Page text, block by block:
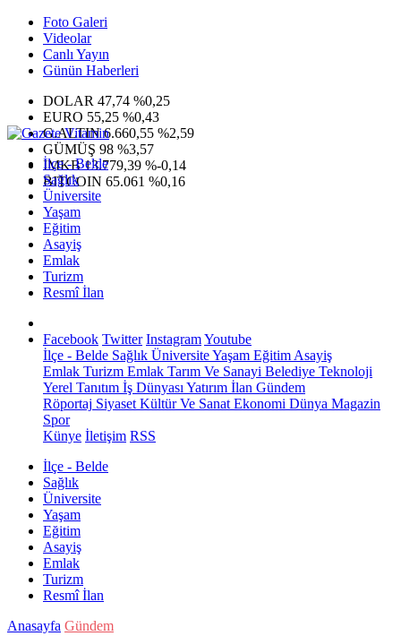
Foto Galeri
Videolar
Canlı Yayın
Günün Haberleri
DOLAR 47,74 %0,25
EURO 55,25 %0,43
G.ALTIN6.660,55 %2,59
GÜMÜŞ 98 %3,57
IMKB13.779,39 %-0,14
BITCOIN 65.061 %0,16
İlçe - Belde
Sağlık
Üniversite
Yaşam
Eğitim
Asayiş
Emlak
Turizm
Resmî İlan
Facebook Twitter InstagramYoutube
İlçe - Belde Sağlık ÜniversiteYaşam Eğitim Asayiş
Emlak Turizm Emlak Tarım Ve Sanayi Belediye Teknoloji
Yerel Tanıtım İş Dünyası Yatırım İlan Gündem
Röportaj Siyaset Kültür Ve Sanat Ekonomi Dünya Magazin
Spor
Künye İletişim RSS
İlçe - Belde
Sağlık
Üniversite
Yaşam
Eğitim
Asayiş
Emlak
Turizm
Resmî İlan
Anasayfa Gündem